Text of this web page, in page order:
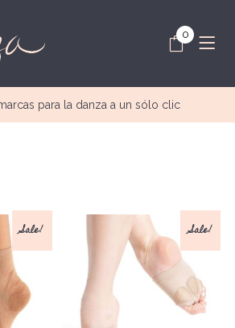
0
para la danza a un sólo clic
Sale! Sale!